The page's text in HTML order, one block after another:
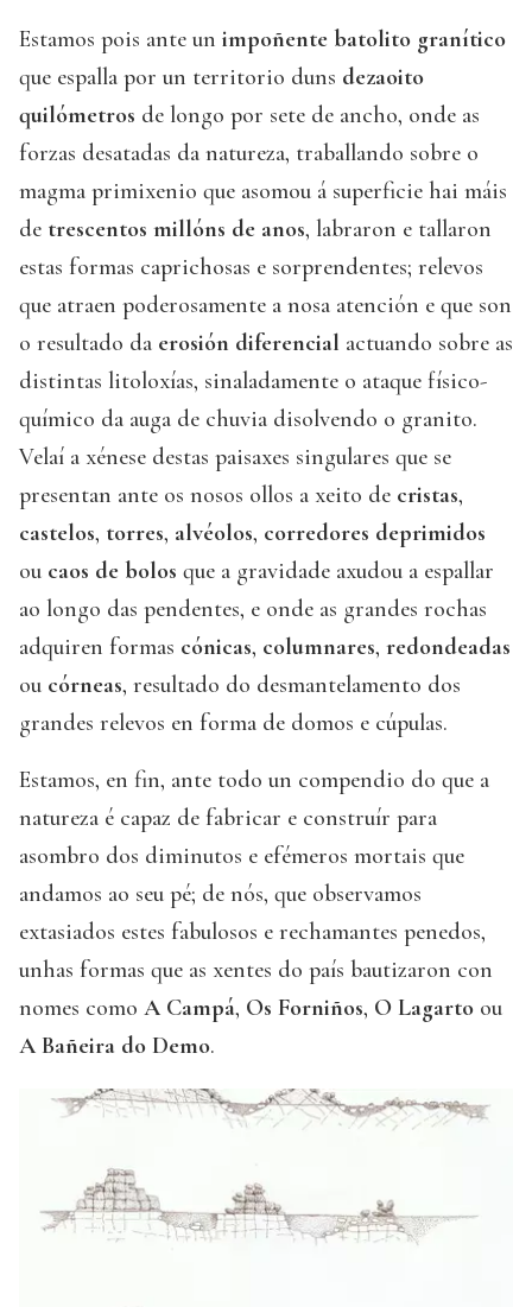
Estamos pois ante un impoñente batolito granítico
que espalla por un territorio duns dezaoito
quilómetros de longo por sete de ancho, onde as
forzas desatadas da natureza, traballando sobre o
magma primixenio que asomou á superficie hai máis
de trescentos millóns de anos, labraron e tallaron
estas formas caprichosas e sorprendentes; relevos
que atraen poderosamente a nosa atención e que son
o resultado da erosión diferencial actuando sobre as
distintas litoloxías, sinaladamente o ataque físico-
químico da auga de chuvia disolvendo o granito.
Velaí a xénese destas paisaxes singulares que se
presentan ante os nosos ollos a xeito de cristas,
castelos, torres, alvéolos, corredores deprimidos
ou caos de bolos que a gravidade axudou a espallar
ao longo das pendentes, e onde as grandes rochas
adquiren formas cónicas, columnares, redondeadas
ou córneas, resultado do desmantelamento dos
grandes relevos en forma de domos e cúpulas.
Estamos, en fin, ante todo un compendio do que a
natureza é capaz de fabricar e construír para
asombro dos diminutos e efémeros mortais que
andamos ao seu pé; de nós, que observamos
extasiados estes fabulosos e rechamantes penedos,
unhas formas que as xentes do país bautizaron con
nomes como A Campá, Os Forniños, O Lagarto ou
A Bañeira do Demo.